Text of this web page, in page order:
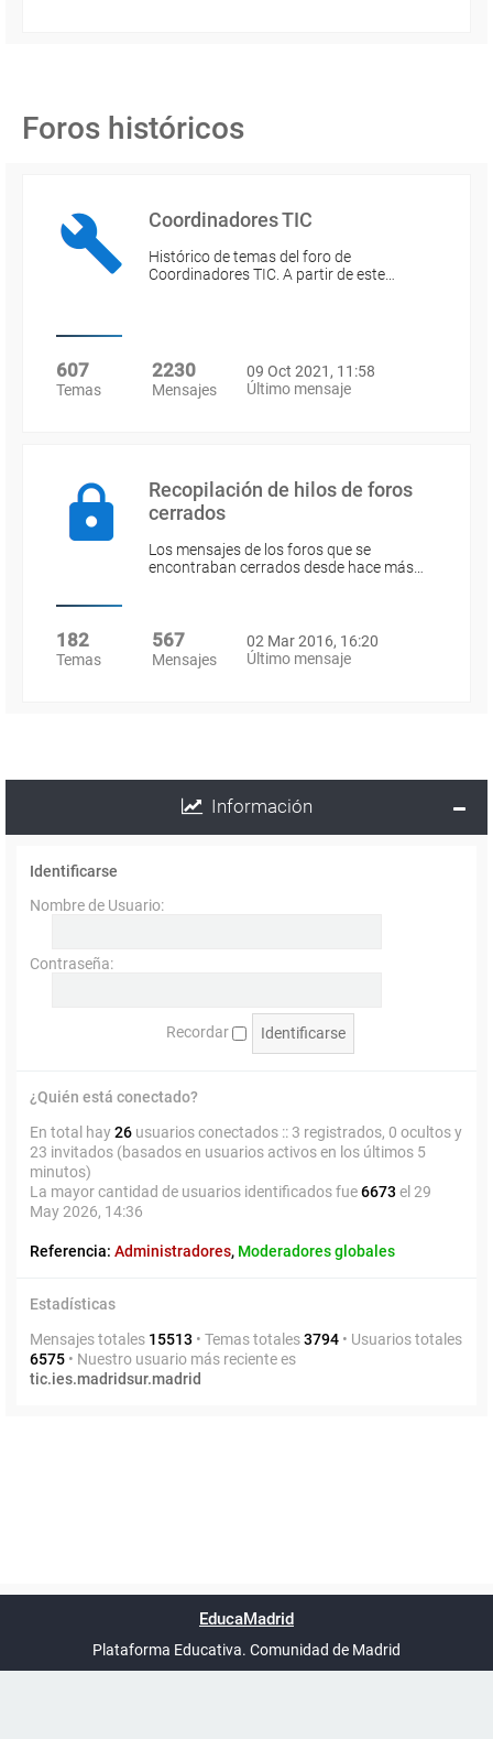
Foros históricos
Coordinadores TIC
Histórico de temas del foro de
Coordinadores TIC. A partir de este…
607
Temas
2230
Mensajes
09 Oct 2021, 11:58
Último mensaje
Recopilación de hilos de foros
cerrados
Los mensajes de los foros que se
encontraban cerrados desde hace más…
182
Temas
567
Mensajes
02 Mar 2016, 16:20
Último mensaje
Información
Identificarse
Nombre de Usuario:
Contraseña:
Recordar
¿Quién está conectado?
En total hay26 usuarios conectados :: 3 registrados, 0 ocultos y
23 invitados (basados en usuarios activos en los últimos 5
minutos)
La mayor cantidad de usuarios identificados fue6673 el 29
May 2026, 14:36
Referencia: Administradores, Moderadores globales
Estadísticas
Mensajes totales 15513 • Temas totales3794 • Usuarios totales
6575 • Nuestro usuario más reciente es
tic.ies.madridsur.madrid
UTC+02:00
phpBB España
EducaMadrid
Plataforma Educativa. Comunidad de Madrid